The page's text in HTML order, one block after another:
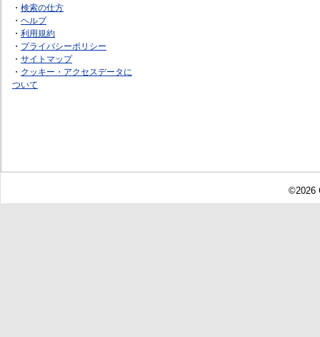
・ 検索の仕方
・ ヘルプ
・ 利用規約
・ プライバシーポリシー
・ サイトマップ
・ クッキー・アクセスデータに
ついて
©2026